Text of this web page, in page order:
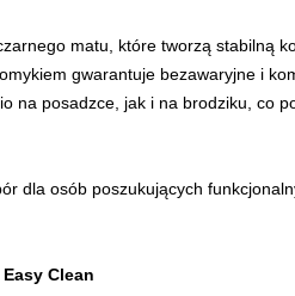
matu, które tworzą stabilną
gwarantuje bezawaryjne i
na posadzce, jak i na brodziku, co
dla osób poszukujących
Clean